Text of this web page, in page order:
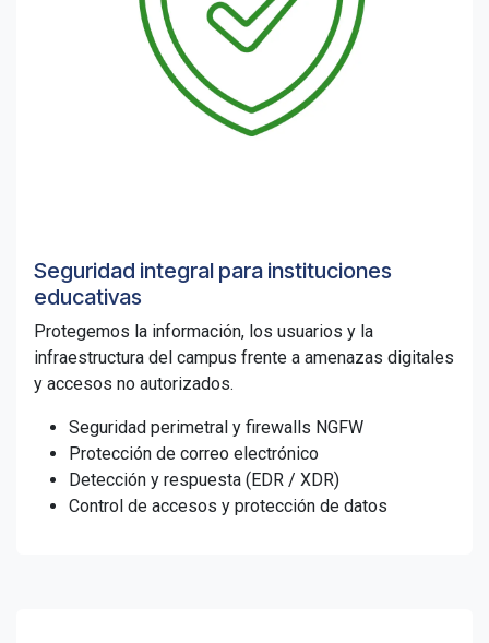
Seguridad integral para instituciones
educativas
Protegemos la información, los usuarios y la
infraestructura del campus frente a amenazas digitales
y accesos no autorizados.
Seguridad perimetral y firewalls NGFW
Protección de correo electrónico
Detección y respuesta (EDR / XDR)
Control de accesos y protección de datos